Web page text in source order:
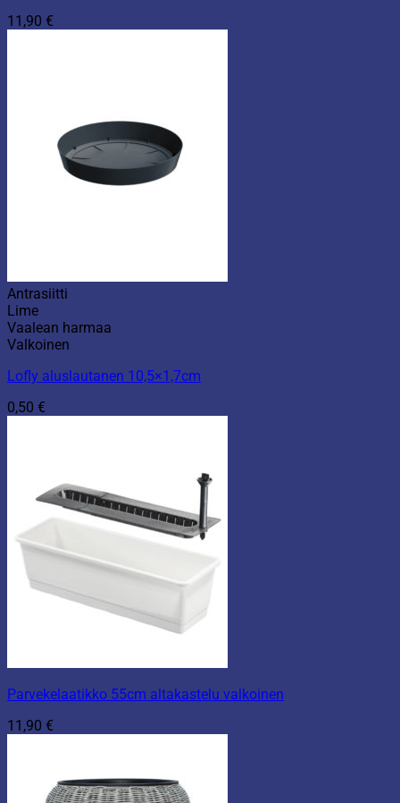
11,90 €
Antrasiitti
Lime
Vaalean harmaa
Valkoinen
Lofly aluslautanen 10,5×1,7cm
0,50 €
Parvekelaatikko 55cm altakastelu valkoinen
11,90 €